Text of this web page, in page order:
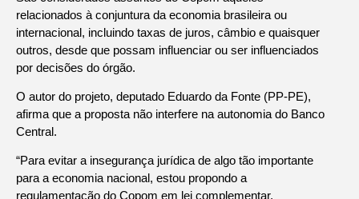
relacionados à conjuntura da economia brasileira ou
internacional, incluindo taxas de juros, câmbio e quaisquer
outros, desde que possam influenciar ou ser influenciados
por decisões do órgão.
O autor do projeto, deputado Eduardo da Fonte (PP-PE),
afirma que a proposta não interfere na autonomia do Banco
Central.
“Para evitar a insegurança jurídica de algo tão importante
para a economia nacional, estou propondo a
regulamentação do Copom em lei complementar,